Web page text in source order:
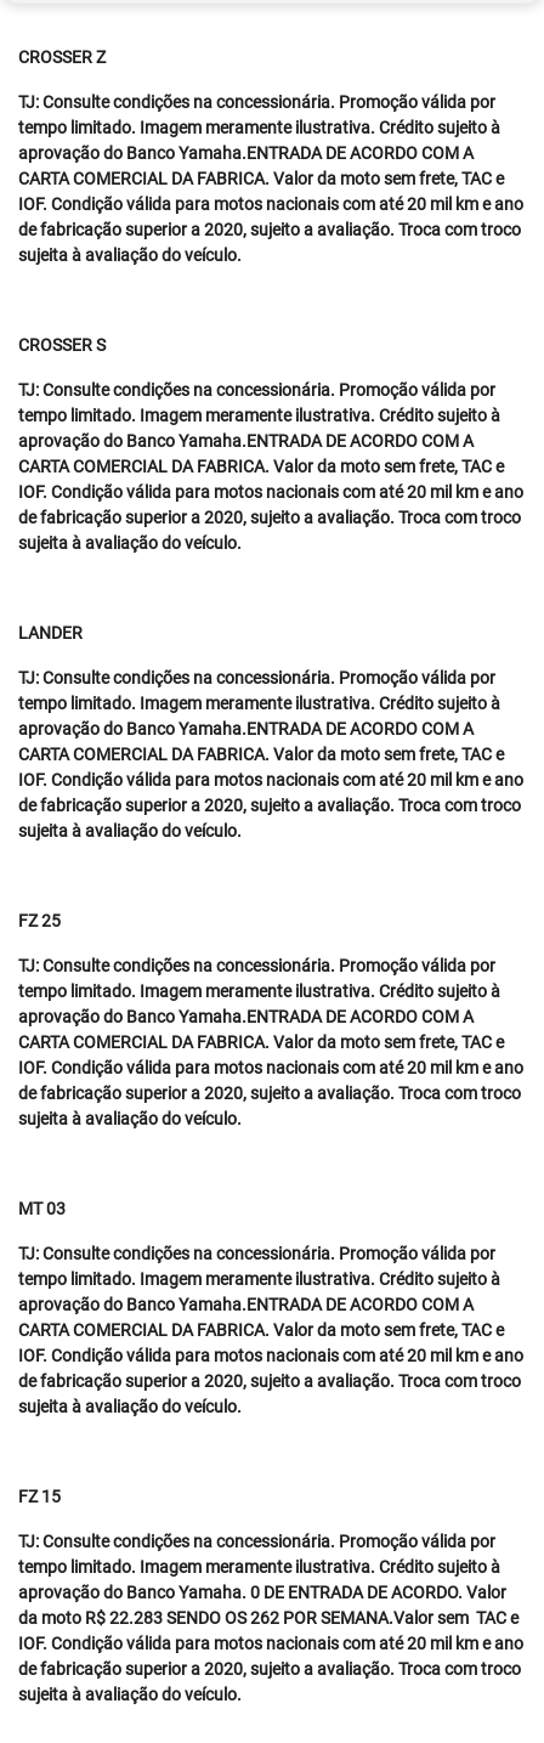
CROSSER Z
TJ: Consulte condições na concessionária. Promoção válida por
tempo limitado. Imagem meramente ilustrativa. Crédito sujeito à
aprovação do Banco Yamaha.ENTRADA DE ACORDO COM A
CARTA COMERCIAL DA FABRICA. Valor da moto sem frete, TAC e
IOF. Condição válida para motos nacionais com até 20 mil km e ano
de fabricação superior a 2020, sujeito a avaliação. Troca com troco
sujeita à avaliação do veículo.
CROSSER S
TJ: Consulte condições na concessionária. Promoção válida por
tempo limitado. Imagem meramente ilustrativa. Crédito sujeito à
aprovação do Banco Yamaha.ENTRADA DE ACORDO COM A
CARTA COMERCIAL DA FABRICA. Valor da moto sem frete, TAC e
IOF. Condição válida para motos nacionais com até 20 mil km e ano
de fabricação superior a 2020, sujeito a avaliação. Troca com troco
sujeita à avaliação do veículo.
LANDER
TJ: Consulte condições na concessionária. Promoção válida por
tempo limitado. Imagem meramente ilustrativa. Crédito sujeito à
aprovação do Banco Yamaha.ENTRADA DE ACORDO COM A
CARTA COMERCIAL DA FABRICA. Valor da moto sem frete, TAC e
IOF. Condição válida para motos nacionais com até 20 mil km e ano
de fabricação superior a 2020, sujeito a avaliação. Troca com troco
sujeita à avaliação do veículo.
FZ 25
TJ: Consulte condições na concessionária. Promoção válida por
tempo limitado. Imagem meramente ilustrativa. Crédito sujeito à
aprovação do Banco Yamaha.ENTRADA DE ACORDO COM A
CARTA COMERCIAL DA FABRICA. Valor da moto sem frete, TAC e
IOF. Condição válida para motos nacionais com até 20 mil km e ano
de fabricação superior a 2020, sujeito a avaliação. Troca com troco
sujeita à avaliação do veículo.
MT 03
TJ: Consulte condições na concessionária. Promoção válida por
tempo limitado. Imagem meramente ilustrativa. Crédito sujeito à
aprovação do Banco Yamaha.ENTRADA DE ACORDO COM A
CARTA COMERCIAL DA FABRICA. Valor da moto sem frete, TAC e
IOF. Condição válida para motos nacionais com até 20 mil km e ano
de fabricação superior a 2020, sujeito a avaliação. Troca com troco
sujeita à avaliação do veículo.
FZ 15
TJ: Consulte condições na concessionária. Promoção válida por
tempo limitado. Imagem meramente ilustrativa. Crédito sujeito à
aprovação do Banco Yamaha. 0 DE ENTRADA DE ACORDO. Valor
da moto R$ 22.283 SENDO OS 262 POR SEMANA.Valor sem TAC e
IOF. Condição válida para motos nacionais com até 20 mil km e ano
de fabricação superior a 2020, sujeito a avaliação. Troca com troco
sujeita à avaliação do veículo.